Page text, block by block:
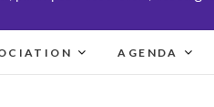
AGENDA